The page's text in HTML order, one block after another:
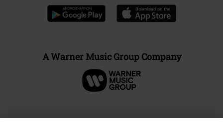
A Warner Music Group Company